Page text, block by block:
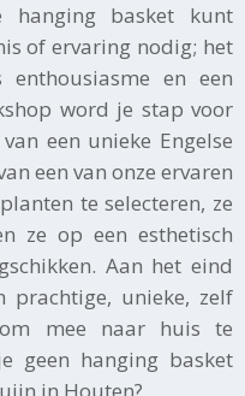
basket kunt
of ervaring nodig; het
en een
word je stap voor
een unieke Engelse
een van onze ervaren
te selecteren, ze
ze op een esthetisch
Aan het eind
prachtige, unieke, zelf
mee naar huis te
geen hanging basket